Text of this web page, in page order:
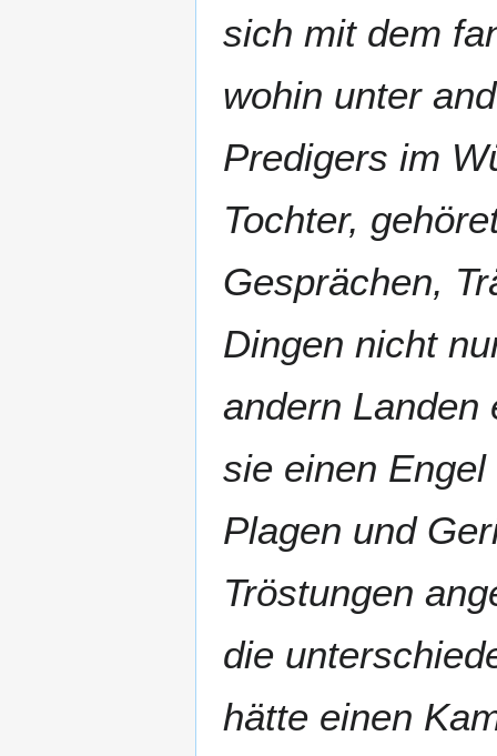
sich mit dem
wohin unter
Predigers im
Tochter,
Gesprächen,
Dingen nicht
andern Landen
sie einen
Plagen und
Tröstungen
die
hätte einen